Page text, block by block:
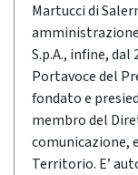
Martucci di
S.p.A., infine, dal
Portavoce del
fondato e
membro del
comunicazione,
Territorio. E’